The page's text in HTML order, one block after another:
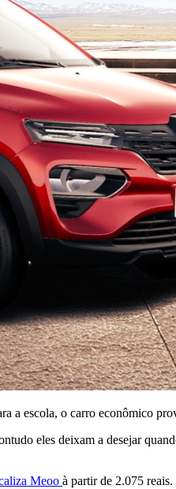
a escola, o carro econômico
eles deixam a desejar
Meoo à partir de 2.075 reais.